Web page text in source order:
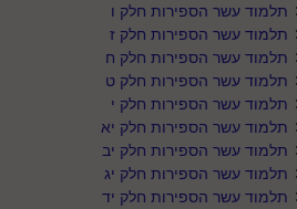
תלמוד עשר הספירות חלק ו
תלמוד עשר הספירות חלק ז
תלמוד עשר הספירות חלק ח
תלמוד עשר הספירות חלק ט
תלמוד עשר הספירות חלק י
תלמוד עשר הספירות חלק יא
תלמוד עשר הספירות חלק יב
תלמוד עשר הספירות חלק יג
תלמוד עשר הספירות חלק יד